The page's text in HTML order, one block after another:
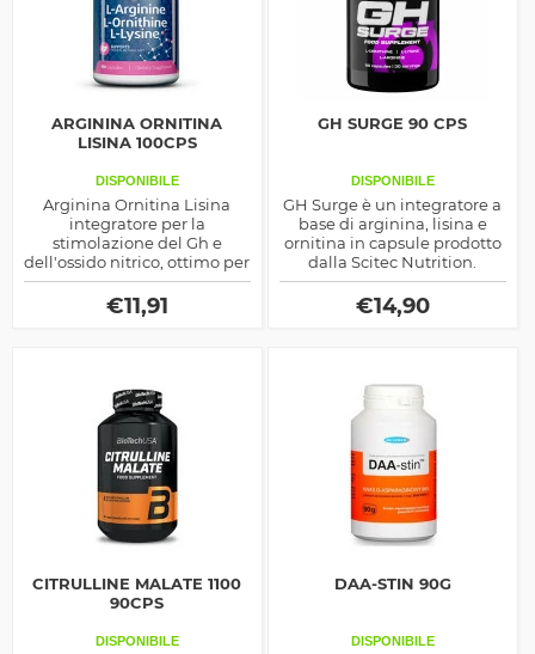
ARGININA ORNITINA
LISINA 100CPS
DISPONIBILE
Arginina Ornitina Lisina
integratore per la
stimolazione del Gh e
dell'ossido nitrico, ottimo per
aumentare la massa ma
anche per dimagrire, si
tratta di una miscela di
€11,91
GH SURGE 90 CPS
DISPONIBILE
GH Surge è un integratore a
base di arginina, lisina e
ornitina in capsule prodotto
dalla Scitec Nutrition.
€14,90
CITRULLINE MALATE 1100
90CPS
DISPONIBILE
DAA-STIN 90G
DISPONIBILE